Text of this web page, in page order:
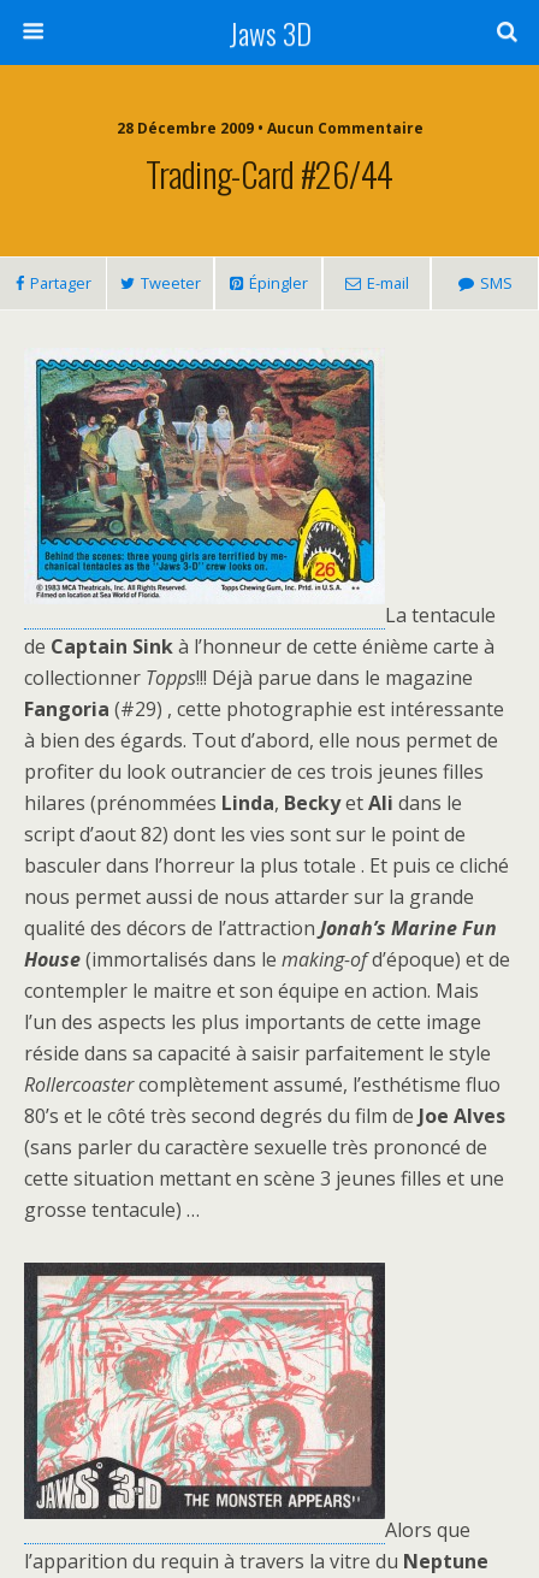
Jaws 3D
28 Décembre 2009 • Aucun Commentaire
Trading-Card #26/44
Partager Tweeter Épingler E-mail SMS
La tentacule
de Captain Sinkà l’honneur de cette énième carte à
collectionner Topps!!! Déjà parue dans le magazine
Fangoria (#29) , cette photographie est intéressante
à bien des égards. Tout d’abord, elle nous permet de
profiter du look outrancier de ces trois jeunes filles
hilares (prénommées Linda, BeckyetAli dans le
script d’aout 82) dont les vies sont sur le point de
basculer dans l’horreur la plus totale . Et puis ce cliché
nous permet aussi de nous attarder sur la grande
qualité des décors de l’attraction Jonah’s Marine Fun
House(immortalisés dans le making-ofd’époque) et de
contempler le maitre et son équipe en action. Mais
l’un des aspects les plus importants de cette image
réside dans sa capacité à saisir parfaitement le style
Rollercoastercomplètement assumé, l’esthétisme fluo
80’s et le côté très second degrés du film de Joe Alves
(sans parler du caractère sexuelle très prononcé de
cette situation mettant en scène 3 jeunes filles et une
grosse tentacule) …
Alors que
l’apparition du requin à travers la vitre du Neptune